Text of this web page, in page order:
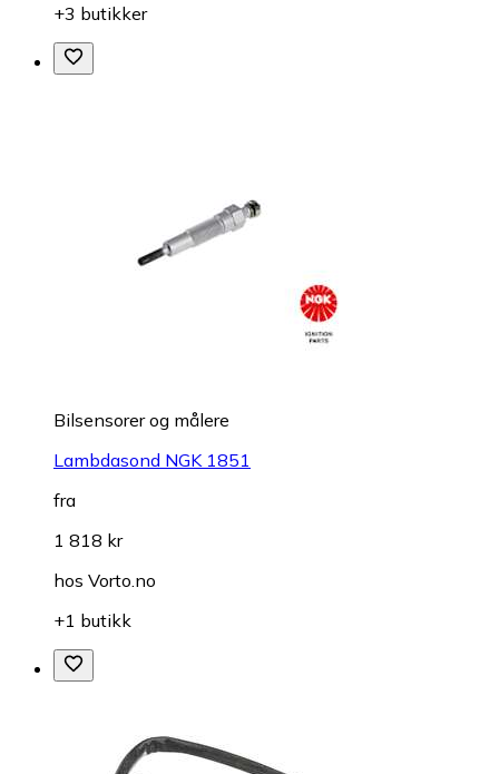
+3 butikker
Bilsensorer og målere
Lambdasond NGK 1851
fra
1 818 kr
hos Vorto.no
+1 butikk